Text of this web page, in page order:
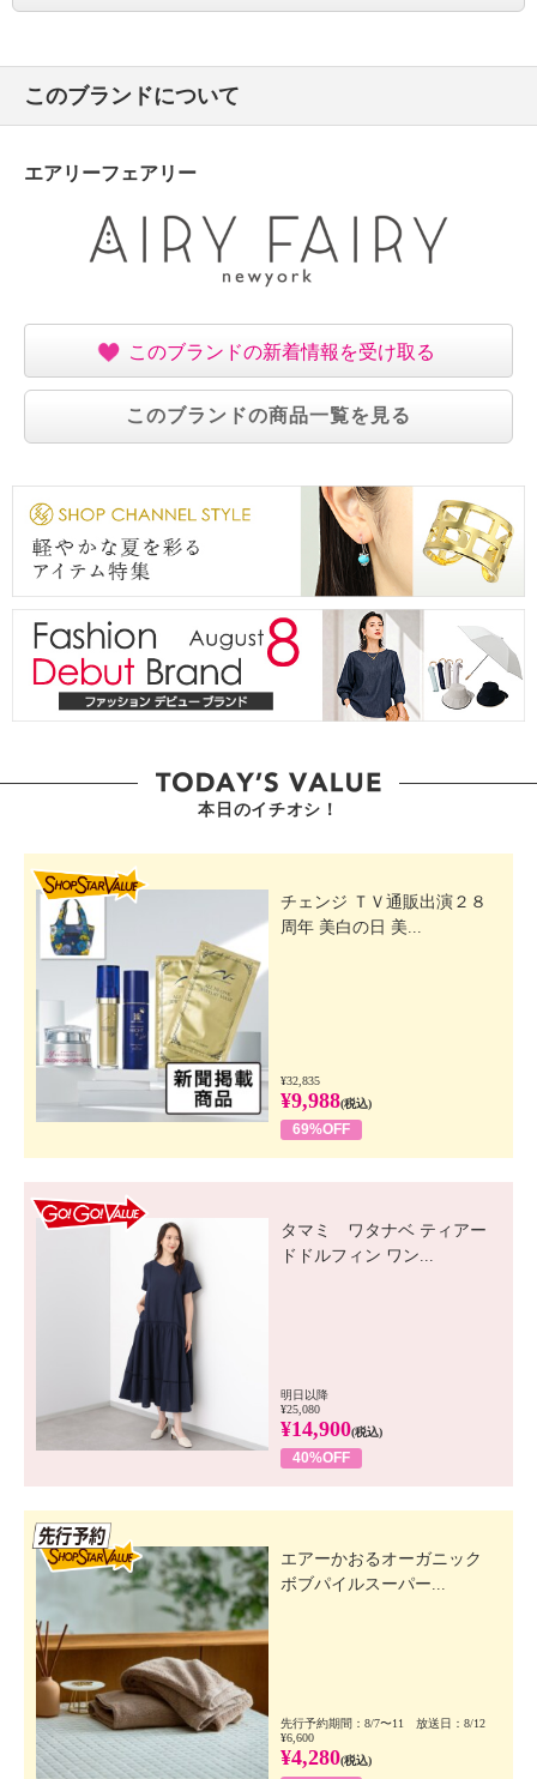
このブランドについて
エアリーフェアリー
このブランドの新着情報を受け取る
このブランドの商品一覧を見る
本日のイチオシ！
チェンジ ＴＶ通販出演２８
周年 美白の日 美...
¥32,835
¥9,988(税込)
69%OFF
タマミ ワタナベ ティアー
ドドルフィン ワン...
明日以降
¥25,080
¥14,900(税込)
40%OFF
エアーかおるオーガニック
ボブパイルスーパー...
先行予約期間：8/7〜11 放送日：8/12
¥6,600
¥4,280(税込)